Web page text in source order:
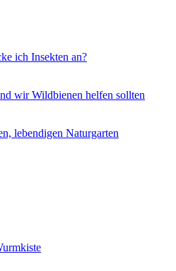
ich Insekten an?
wir Wildbienen helfen sollten
lebendigen Naturgarten